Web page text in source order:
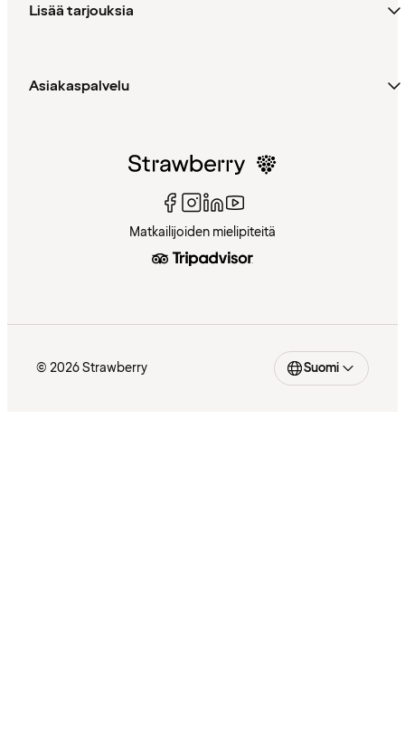
Lisää tarjouksia
Asiakaspalvelu
Matkailijoiden mielipiteitä
© 2026 Strawberry Suomi